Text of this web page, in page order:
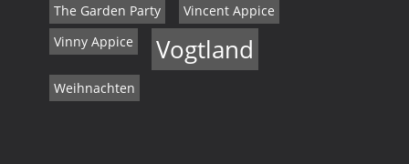
The Garden Party
Vincent Appice
Vinny Appice
Vogtland
Weihnachten